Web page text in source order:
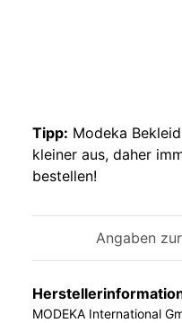
Tipp: Modeka
kleiner aus, daher
bestellen!
Angaben
MODEKA International